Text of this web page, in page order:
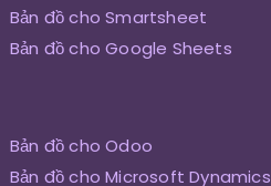
Bản đồ cho Smartsheet
Bản đồ cho Google Sheets
Bản đồ cho Odoo
Bản đồ cho Microsoft Dynamics